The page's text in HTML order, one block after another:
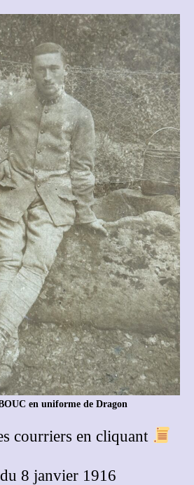
en uniforme de Dragon
courriers en cliquant
8 janvier 1916